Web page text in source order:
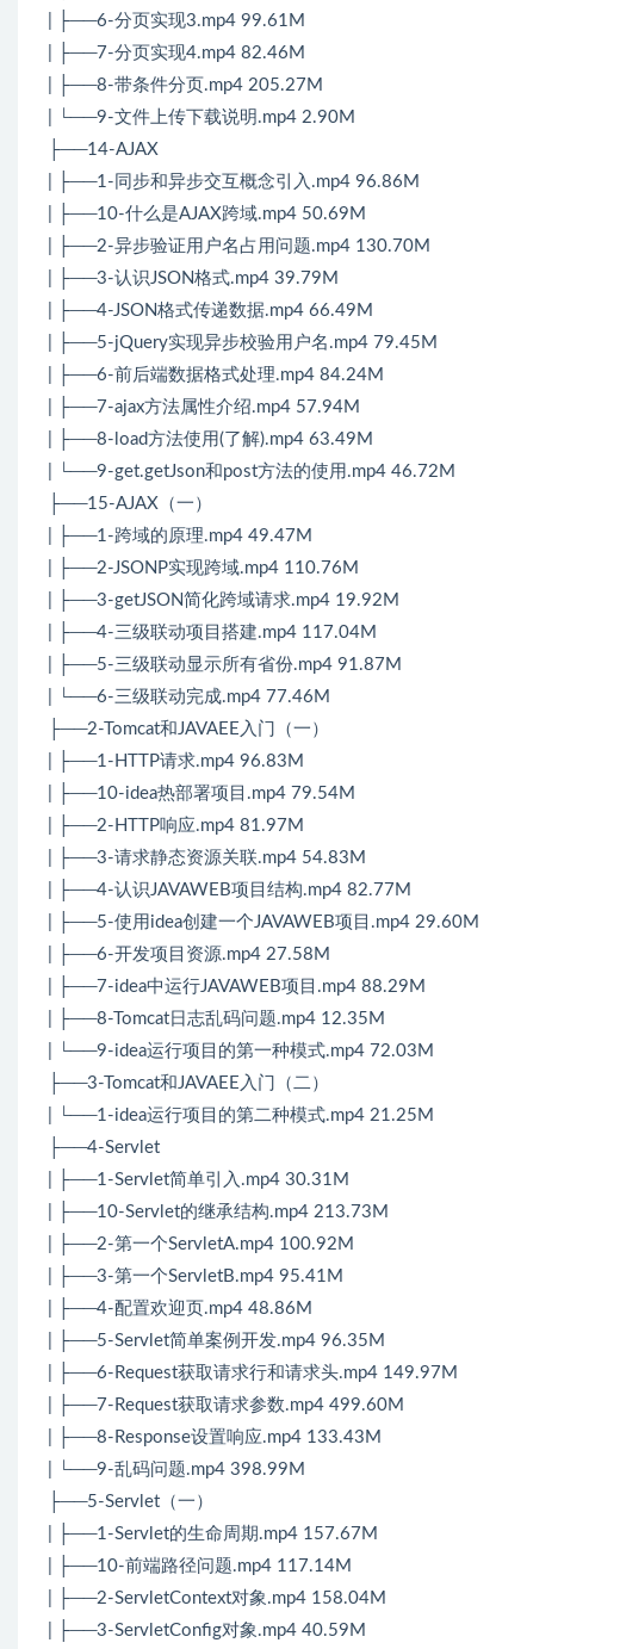
| ├──6-分页实现3.mp4 99.61M
| ├──7-分页实现4.mp4 82.46M
| ├──8-带条件分页.mp4 205.27M
| └──9-文件上传下载说明.mp4 2.90M
├──14-AJAX
| ├──1-同步和异步交互概念引入.mp4 96.86M
| ├──10-什么是AJAX跨域.mp4 50.69M
| ├──2-异步验证用户名占用问题.mp4 130.70M
| ├──3-认识JSON格式.mp4 39.79M
| ├──4-JSON格式传递数据.mp4 66.49M
| ├──5-jQuery实现异步校验用户名.mp4 79.45M
| ├──6-前后端数据格式处理.mp4 84.24M
| ├──7-ajax方法属性介绍.mp4 57.94M
| ├──8-load方法使用(了解).mp4 63.49M
| └──9-get.getJson和post方法的使用.mp4 46.72M
├──15-AJAX（一）
| ├──1-跨域的原理.mp4 49.47M
| ├──2-JSONP实现跨域.mp4 110.76M
| ├──3-getJSON简化跨域请求.mp4 19.92M
| ├──4-三级联动项目搭建.mp4 117.04M
| ├──5-三级联动显示所有省份.mp4 91.87M
| └──6-三级联动完成.mp4 77.46M
├──2-Tomcat和JAVAEE入门（一）
| ├──1-HTTP请求.mp4 96.83M
| ├──10-idea热部署项目.mp4 79.54M
| ├──2-HTTP响应.mp4 81.97M
| ├──3-请求静态资源关联.mp4 54.83M
| ├──4-认识JAVAWEB项目结构.mp4 82.77M
| ├──5-使用idea创建一个JAVAWEB项目.mp4 29.60M
| ├──6-开发项目资源.mp4 27.58M
| ├──7-idea中运行JAVAWEB项目.mp4 88.29M
| ├──8-Tomcat日志乱码问题.mp4 12.35M
| └──9-idea运行项目的第一种模式.mp4 72.03M
├──3-Tomcat和JAVAEE入门（二）
| └──1-idea运行项目的第二种模式.mp4 21.25M
├──4-Servlet
| ├──1-Servlet简单引入.mp4 30.31M
| ├──10-Servlet的继承结构.mp4 213.73M
| ├──2-第一个ServletA.mp4 100.92M
| ├──3-第一个ServletB.mp4 95.41M
| ├──4-配置欢迎页.mp4 48.86M
| ├──5-Servlet简单案例开发.mp4 96.35M
| ├──6-Request获取请求行和请求头.mp4 149.97M
| ├──7-Request获取请求参数.mp4 499.60M
| ├──8-Response设置响应.mp4 133.43M
| └──9-乱码问题.mp4 398.99M
├──5-Servlet（一）
| ├──1-Servlet的生命周期.mp4 157.67M
| ├──10-前端路径问题.mp4 117.14M
| ├──2-ServletContext对象.mp4 158.04M
| ├──3-ServletConfig对象.mp4 40.59M